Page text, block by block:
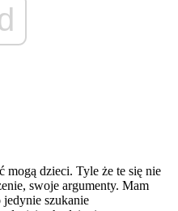
mogą dzieci. Tyle że te się nie
swoje argumenty. Mam
szukanie